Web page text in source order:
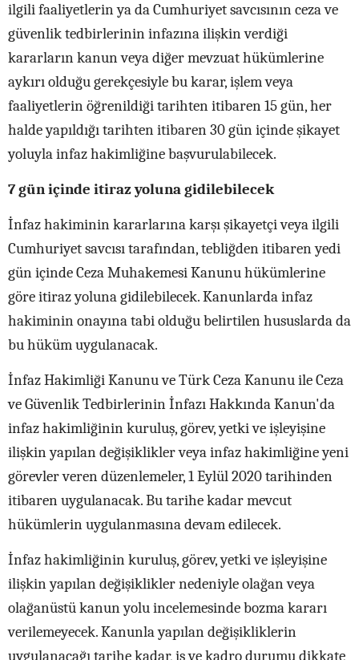
ilgili faaliyetlerin ya da Cumhuriyet savcısının ceza ve
güvenlik tedbirlerinin infazına ilişkin verdiği
kararların kanun veya diğer mevzuat hükümlerine
aykırı olduğu gerekçesiyle bu karar, işlem veya
faaliyetlerin öğrenildiği tarihten itibaren 15 gün, her
halde yapıldığı tarihten itibaren 30 gün içinde şikayet
yoluyla infaz hakimliğine başvurulabilecek.
7 gün içinde itiraz yoluna gidilebilecek
İnfaz hakiminin kararlarına karşı şikayetçi veya ilgili
Cumhuriyet savcısı tarafından, tebliğden itibaren yedi
gün içinde Ceza Muhakemesi Kanunu hükümlerine
göre itiraz yoluna gidilebilecek. Kanunlarda infaz
hakiminin onayına tabi olduğu belirtilen hususlarda da
bu hüküm uygulanacak.
İnfaz Hakimliği Kanunu ve Türk Ceza Kanunu ile Ceza
ve Güvenlik Tedbirlerinin İnfazı Hakkında Kanun'da
infaz hakimliğinin kuruluş, görev, yetki ve işleyişine
ilişkin yapılan değişiklikler veya infaz hakimliğine yeni
görevler veren düzenlemeler, 1 Eylül 2020 tarihinden
itibaren uygulanacak. Bu tarihe kadar mevcut
hükümlerin uygulanmasına devam edilecek.
İnfaz hakimliğinin kuruluş, görev, yetki ve işleyişine
ilişkin yapılan değişiklikler nedeniyle olağan veya
olağanüstü kanun yolu incelemesinde bozma kararı
verilemeyecek. Kanunla yapılan değişikliklerin
uygulanacağı tarihe kadar, iş ve kadro durumu dikkate